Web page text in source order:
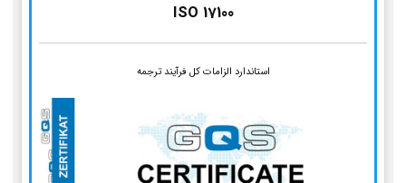
ISO 17100
استاندارد الزامات کل فرآیند ترجمه